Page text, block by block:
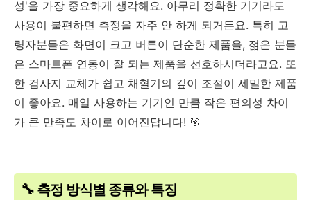
성'을 가장 중요하게 생각해요. 아무리 정확한 기기라도
사용이 불편하면 측정을 자주 안 하게 되거든요. 특히 고
령자분들은 화면이 크고 버튼이 단순한 제품을, 젊은 분들
은 스마트폰 연동이 잘 되는 제품을 선호하시더라고요. 또
한 검사지 교체가 쉽고 채혈기의 깊이 조절이 세밀한 제품
이 좋아요. 매일 사용하는 기기인 만큼 작은 편의성 차이
가 큰 만족도 차이로 이어진답니다! 🎯
🔧 측정 방식별 종류와 특징